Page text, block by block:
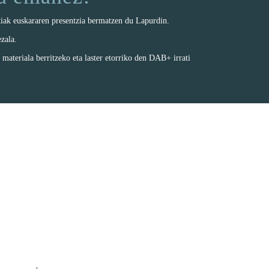
euskararen presentzia bermatzen du Lapurdin.
berritzeko eta laster etorriko den DAB+ irrati